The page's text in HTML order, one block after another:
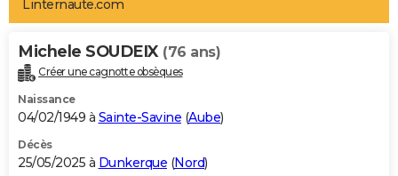
Art de vivre
Bien-être
Loisirs
Mode
Modes de vie
Alimentation
Guide de la santé
Maladies
Médicaments
Sommeil
VOYAGE
Destinations
City break
Voyage nature
Voyage de noces
Forum
Climat
+PHOTO
GUIDES D'ACHAT
BONS PLANS
Linternaute.com
Michele SOUDEIX (76 ans)
Créer une cagnotte obsèques
Naissance
04/02/1949 à Sainte-Savine (Aube)
Décès
25/05/2025 à Dunkerque (Nord)